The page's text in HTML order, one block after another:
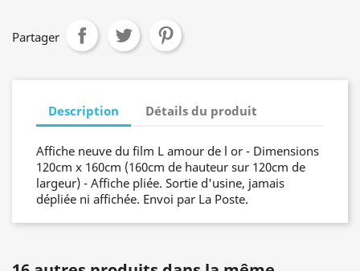
Partager
Description Détails du produit
Affiche neuve du film L amour de l or - Dimensions
120cm x 160cm (160cm de hauteur sur 120cm de
largeur) - Affiche pliée. Sortie d'usine, jamais
dépliée ni affichée. Envoi par La Poste.